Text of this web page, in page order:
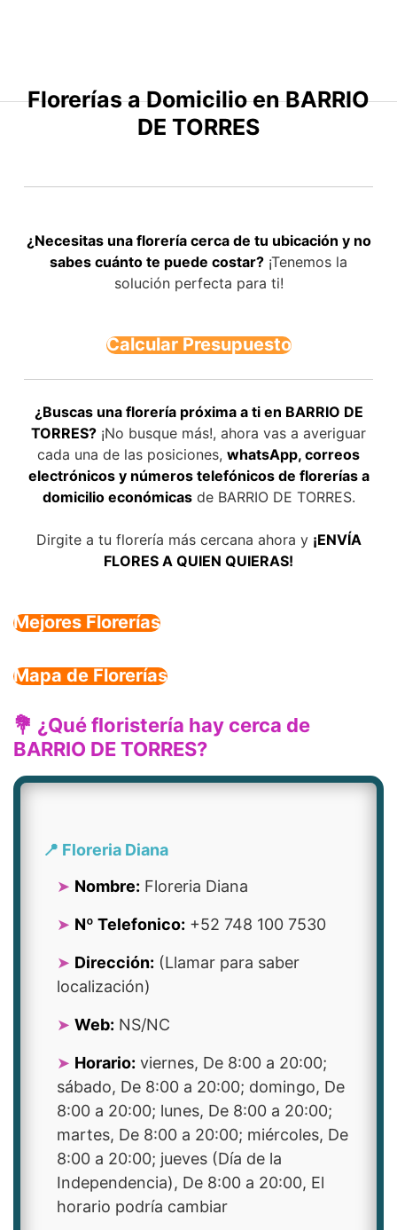
Florerías a Domicilio en BARRIO
DE TORRES
¿Necesitas una florería cerca de tu ubicación y no
sabes cuánto te puede costar? ¡Tenemos la
solución perfecta para ti!
Calcular Presupuesto
¿Buscas una florería próxima a ti en BARRIO DE
TORRES? ¡No busque más!, ahora vas a averiguar
cada una de las posiciones, whatsApp, correos
electrónicos y números telefónicos de florerías a
domicilio económicasde BARRIO DE TORRES.
Dirgite a tu florería más cercana ahora y ¡ENVÍA
FLORES A QUIEN QUIERAS!
Mejores Florerías
Mapa de Florerías
💐 ¿Qué floristería hay cerca de
BARRIO DE TORRES?
📍 Floreria Diana
Nombre: Floreria Diana
Nº Telefonico: +52 748 100 7530
Dirección: (Llamar para saber
localización)
Web: NS/NC
Horario: viernes, De 8:00 a 20:00;
sábado, De 8:00 a 20:00; domingo, De
8:00 a 20:00; lunes, De 8:00 a 20:00;
martes, De 8:00 a 20:00; miércoles, De
8:00 a 20:00; jueves (Día de la
Independencia), De 8:00 a 20:00, El
horario podría cambiar